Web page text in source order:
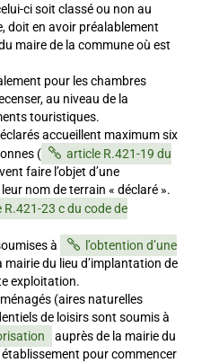
ci soit classé ou non au
doit en avoir préalablement
maire de la commune où est
pour les chambres
au niveau de la
touristiques.
accueillent maximum six
(
article R.421-19 du
faire l’objet d’une
nom de terrain « déclaré ».
R.421-23 c du code de
à
l’obtention d’une
mairie du lieu d’implantation de
exploitation.
(aires naturelles
de loisirs sont soumis à
auprès de la mairie du
établissement pour commencer